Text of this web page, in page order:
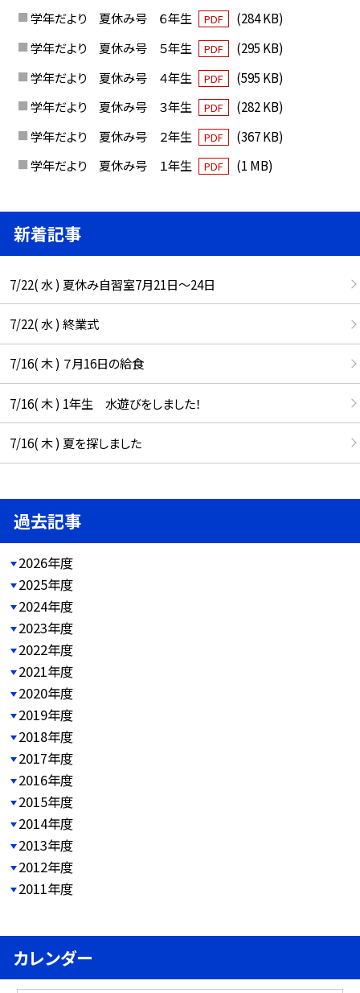
学年だより 夏休み号 ６年生 PDF
(284 KB)
学年だより 夏休み号 ５年生
PDF
(295 KB)
学年だより 夏休み号 ４年生
PDF
(595 KB)
学年だより 夏休み号 ３年生
PDF
(282 KB)
学年だより 夏休み号 ２年生
PDF
(367 KB)
学年だより 夏休み号 １年生
PDF (1 MB)
新着記事
7/22( 水 ) 夏休み自習室7月21日〜24日
7/22( 水 ) 終業式
7/16( 木 ) ７月16日の給食
7/16( 木 ) 1年生 水遊びをしました！
7/16( 木 ) 夏を探しました
過去記事
2026年度
2025年度
2024年度
2023年度
2022年度
2021年度
2020年度
2019年度
2018年度
2017年度
2016年度
2015年度
2014年度
2013年度
2012年度
2011年度
カレンダー